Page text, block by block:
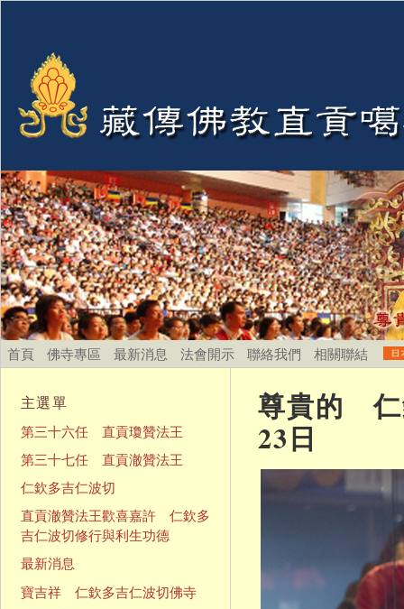
首頁 佛寺專區 最新消息 法會開示 聯絡我們 相關聯結
尊貴的 仁
23日
主選單
第三十六任 直貢瓊贊法王
第三十七任 直貢澈贊法王
仁欽多吉仁波切
直貢澈贊法王歡喜嘉許 仁欽多
吉仁波切修行與利生功德
最新消息
寶吉祥 仁欽多吉仁波切佛寺